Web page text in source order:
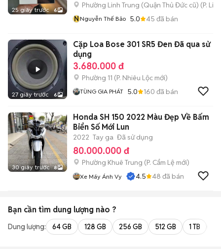
25 giây trước 6
Phường Linh Trung (Quận Thủ Đức cũ) (P.
NNguyễn Thế Bảo 5.0 45 đã bán
27 giây trước 6
Cặp Loa Bose 301 SR5 Đen Đã qua sử
dụng
3.680.000 đ
Phường 11 (P. Nhiêu Lộc mới)
TÙNG GIA PHÁT 5.0 160 đã bán
30 giây trước 8
Honda SH 150 2022 Màu Đẹp Về Bấm
Biển Số Mới Lun
2022 Tay ga Đã sử dụng
80.000.000 đ
Phường Khuê Trung (P. Cẩm Lệ mới)
Xe Máy Ánh Vy 4.5 48 đã bán
Bạn cần tìm dung lượng nào ?
Dung lượng: 64 GB 128 GB 256 GB 512 GB 1 TB